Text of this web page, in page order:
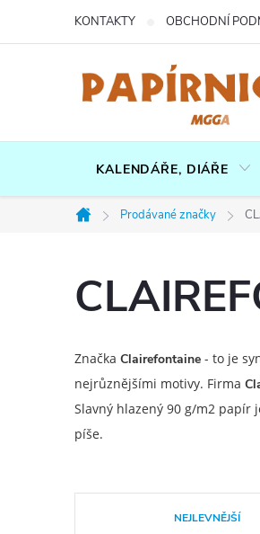
KONTAKTY OBCHODNÍ
KALENDÁŘE, DIÁŘE
Domů
Prodávané značky
Značka Clairefontaine - to je
nejrůznějšími motivy. Firma
Slavný hlazený 90 g/m2 papír
píše.
NEJLEVNĚJŠÍ